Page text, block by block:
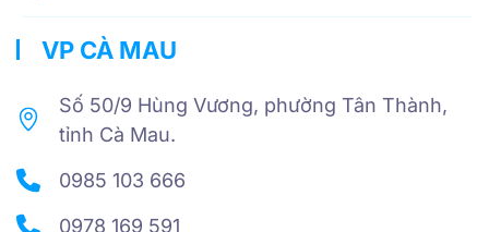
VP CÀ MAU
Số 50/9 Hùng Vương, phường Tân Thành,
tỉnh Cà Mau.
0985 103 666
0978 169 591